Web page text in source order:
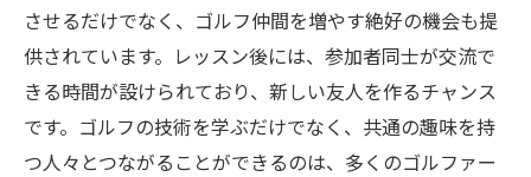
させるだけでなく、ゴルフ仲間を増やす絶好の機会も提
供されています。レッスン後には、参加者同士が交流で
きる時間が設けられており、新しい友人を作るチャンス
です。ゴルフの技術を学ぶだけでなく、共通の趣味を持
つ人々とつながることができるのは、多くのゴルファー